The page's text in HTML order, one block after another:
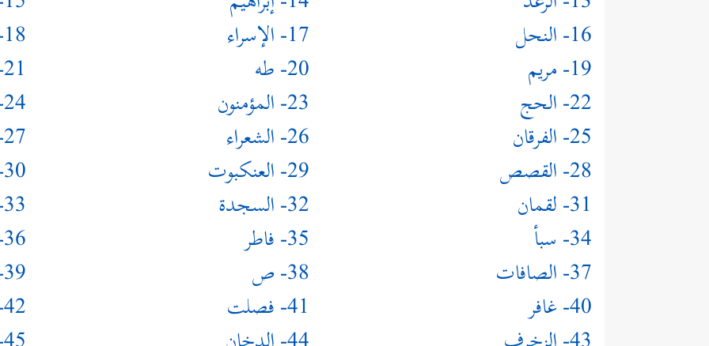
16- النحل
17- الإسراء
18- الكهف
19- مريم
20- طه
21- الأنبياء
22- الحج
23- المؤمنون
24- النور
25- الفرقان
26- الشعراء
27- النمل
28- القصص
29- العنكبوت
30- الروم
31- لقمان
32- السجدة
33- الأحزاب
34- سبأ
35- فاطر
36- يس
37- الصافات
38- ص
39- الزمر
40- غافر
41- فصلت
42- الشورى